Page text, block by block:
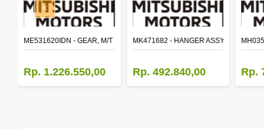
SHAFT 2ND SPEED (M035S5)
ME531620IDN - GEAR, M/T MAIN SHAFT REVERSE
Rp. 1.226.550,00
MK471682 - HANGER ASSY,FR
Rp. 492.840,00 Rp.
<